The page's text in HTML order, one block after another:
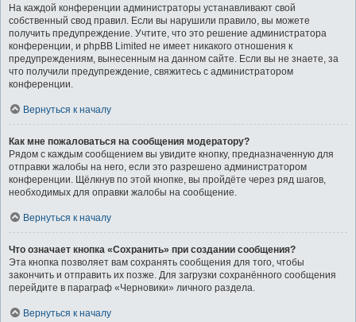
На каждой конференции администраторы устанавливают свой
собственный свод правил. Если вы нарушили правило, вы можете
получить предупреждение. Учтите, что это решение администратора
конференции, и phpBB Limited не имеет никакого отношения к
предупреждениям, вынесенным на данном сайте. Если вы не знаете, за
что получили предупреждение, свяжитесь с администратором
конференции.
Вернуться к началу
Как мне пожаловаться на сообщения модератору?
Рядом с каждым сообщением вы увидите кнопку, предназначенную для
отправки жалобы на него, если это разрешено администратором
конференции. Щёлкнув по этой кнопке, вы пройдёте через ряд шагов,
необходимых для оправки жалобы на сообщение.
Вернуться к началу
Что означает кнопка «Сохранить» при создании сообщения?
Эта кнопка позволяет вам сохранять сообщения для того, чтобы
закончить и отправить их позже. Для загрузки сохранённого сообщения
перейдите в параграф «Черновики» личного раздела.
Вернуться к началу